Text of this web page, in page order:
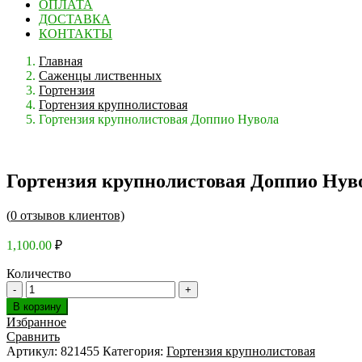
ОПЛАТА
ДОСТАВКА
КОНТАКТЫ
Главная
Саженцы лиственных
Гортензия
Гортензия крупнолистовая
Гортензия крупнолистовая Доппио Нувола
Гортензия крупнолистовая Доппио
(0 отзывов клиентов)
1,100.00 ₽
Количество
В корзину
Избранное
Сравнить
Артикул: 821455 Категория: Гортензия крупнолистовая